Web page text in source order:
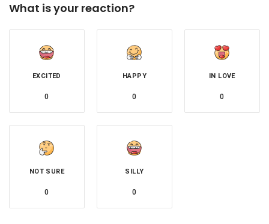
What is your reaction?
EXCITED
0
HAPPY
0
IN LOVE
0
NOT SURE
0
SILLY
0